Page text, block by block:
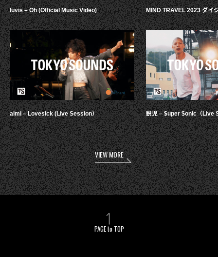
luvis – Oh (Official Music Video)
aimi – Lovesick (Live Session）
MIND TRAVEL 2023 ダイ
鋭児 – $uper $onic（Live
VIEW MORE
PAGE to TOP